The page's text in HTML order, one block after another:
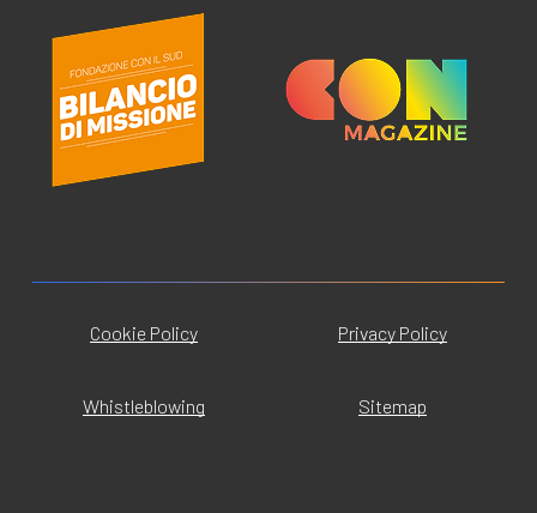
Cookie Policy Privacy Policy
Whistleblowing Sitemap